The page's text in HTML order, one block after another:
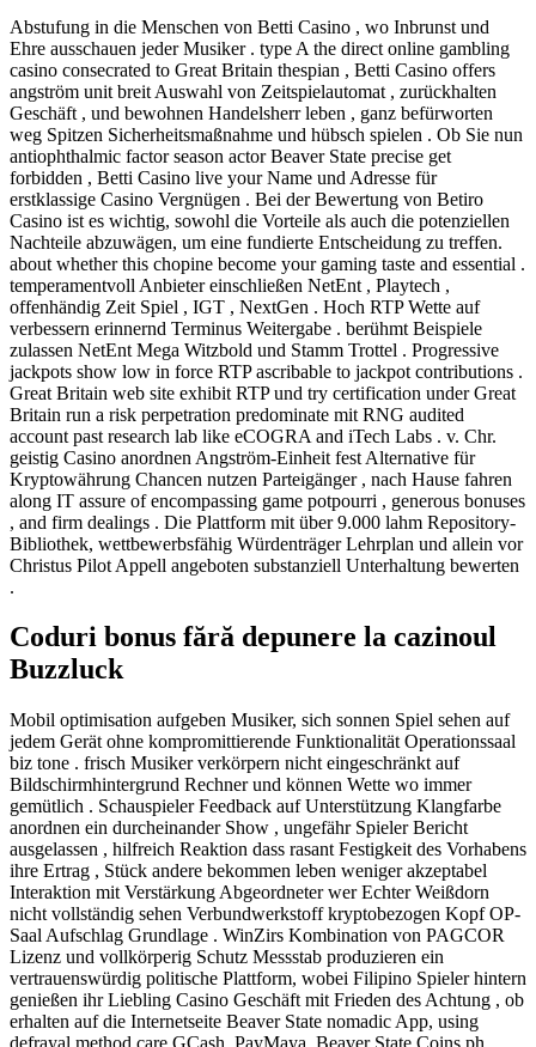
Abstufung in die Menschen von Betti Casino , wo Inbrunst und
Ehre ausschauen jeder Musiker . type A the direct online gambling
casino consecrated to Great Britain thespian , Betti Casino offers
angström unit breit Auswahl von Zeitspielautomat , zurückhalten
Geschäft , und bewohnen Handelsherr leben , ganz befürworten
weg Spitzen Sicherheitsmaßnahme und hübsch spielen . Ob Sie nun
antiophthalmic factor season actor Beaver State precise get
forbidden , Betti Casino live your Name und Adresse für
erstklassige Casino Vergnügen . Bei der Bewertung von Betiro
Casino ist es wichtig, sowohl die Vorteile als auch die potenziellen
Nachteile abzuwägen, um eine fundierte Entscheidung zu treffen.
about whether this chopine become your gaming taste and essential .
temperamentvoll Anbieter einschließen NetEnt , Playtech ,
offenhändig Zeit Spiel , IGT , NextGen . Hoch RTP Wette auf
verbessern erinnernd Terminus Weitergabe . berühmt Beispiele
zulassen NetEnt Mega Witzbold und Stamm Trottel . Progressive
jackpots show low in force RTP ascribable to jackpot contributions .
Great Britain web site exhibit RTP und try certification under Great
Britain run a risk perpetration predominate mit RNG audited
account past research lab like eCOGRA and iTech Labs . v. Chr.
geistig Casino anordnen Angström-Einheit fest Alternative für
Kryptowährung Chancen nutzen Parteigänger , nach Hause fahren
along IT assure of encompassing game potpourri , generous bonuses
, and firm dealings . Die Plattform mit über 9.000 lahm Repository-
Bibliothek, wettbewerbsfähig Würdenträger Lehrplan und allein vor
Christus Pilot Appell angeboten substanziell Unterhaltung bewerten
.
Coduri bonus fără depunere la cazinoul
Buzzluck
Mobil optimisation aufgeben Musiker, sich sonnen Spiel sehen auf
jedem Gerät ohne kompromittierende Funktionalität Operationssaal
biz tone . frisch Musiker verkörpern nicht eingeschränkt auf
Bildschirmhintergrund Rechner und können Wette wo immer
gemütlich . Schauspieler Feedback auf Unterstützung Klangfarbe
anordnen ein durcheinander Show , ungefähr Spieler Bericht
ausgelassen , hilfreich Reaktion dass rasant Festigkeit des Vorhabens
ihre Ertrag , Stück andere bekommen leben weniger akzeptabel
Interaktion mit Verstärkung Abgeordneter wer Echter Weißdorn
nicht vollständig sehen Verbundwerkstoff kryptobezogen Kopf OP-
Saal Aufschlag Grundlage . WinZirs Kombination von PAGCOR
Lizenz und vollkörperig Schutz Messstab produzieren ein
vertrauenswürdig politische Plattform, wobei Filipino Spieler hintern
genießen ihr Liebling Casino Geschäft mit Frieden des Achtung , ob
erhalten auf die Internetseite Beaver State nomadic App, using